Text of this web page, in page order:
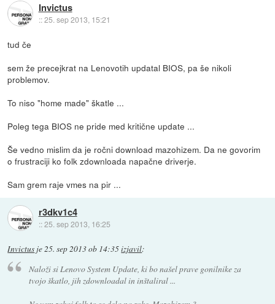
Invictus
::25. sep 2013, 15:21
tud če
sem že precejkrat na Lenovotih updatal BIOS, pa še nikoli
problemov.
To niso "home made" škatle ...
Poleg tega BIOS ne pride med kritične update ...
Še vedno mislim da je ročni download mazohizem. Da ne govorim
o frustraciji ko folk zdownloada napačne driverje.
Sam grem raje vmes na pir ...
r3dkv1c4
::25. sep 2013, 16:25
Invictus je25. sep 2013 ob 14:35izjavil:
Naloži si Lenovo System Update, ki bo našel prave gonilnike za
tvojo škatlo, jih zdownloadal in inštaliral ...